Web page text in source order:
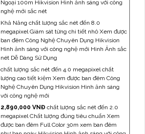
Ngoại 100m Hikvision Hình ảnh sáng với công
nghệ mới sắc nét
Khả Năng chất lượng sắc nét đến 8.0
megapixel Giám sát từng chi tiết nhỏ Xem được
ban đêm Công Nghệ Chuyên Dụng Hikvision
Hình ảnh sáng với công nghệ mới Hình Ảnh sắc
nét Dễ Dàng Sử Dụng
chất lượng sắc nét đến 4.0 megapixel chất
lượng cao tiết kiệm Xem được ban đêm Công
Nghệ Chuyên Dụng Hikvision Hình ảnh sáng
với công nghệ mới
2,890,000 VNĐ chất lượng sắc nét đến 2.0
megapixel Chất lượng đúng tiêu chuẩn Xem
được ban đêm Full Color 30m xem ban đêm